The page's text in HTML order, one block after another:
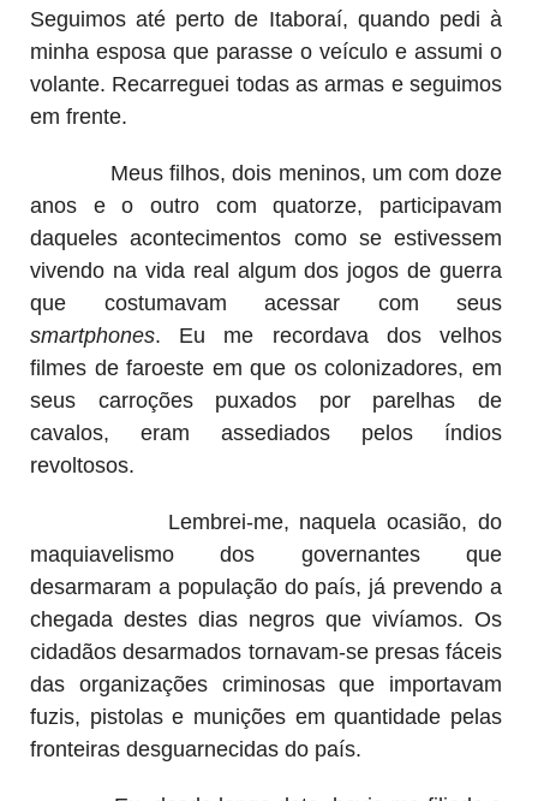
Seguimos até perto de Itaboraí, quando pedi à
minha esposa que parasse o veículo e assumi o
volante. Recarreguei todas as armas e seguimos
em frente.
Meus filhos, dois meninos, um com doze
anos e o outro com quatorze, participavam
daqueles acontecimentos como se estivessem
vivendo na vida real algum dos jogos de guerra
que costumavam acessar com seus
smartphones. Eu me recordava dos velhos
filmes de faroeste em que os colonizadores, em
seus carroções puxados por parelhas de
cavalos, eram assediados pelos índios
revoltosos.
Lembrei-me, naquela ocasião, do
maquiavelismo dos governantes que
desarmaram a população do país, já prevendo a
chegada destes dias negros que vivíamos. Os
cidadãos desarmados tornavam-se presas fáceis
das organizações criminosas que importavam
fuzis, pistolas e munições em quantidade pelas
fronteiras desguarnecidas do país.